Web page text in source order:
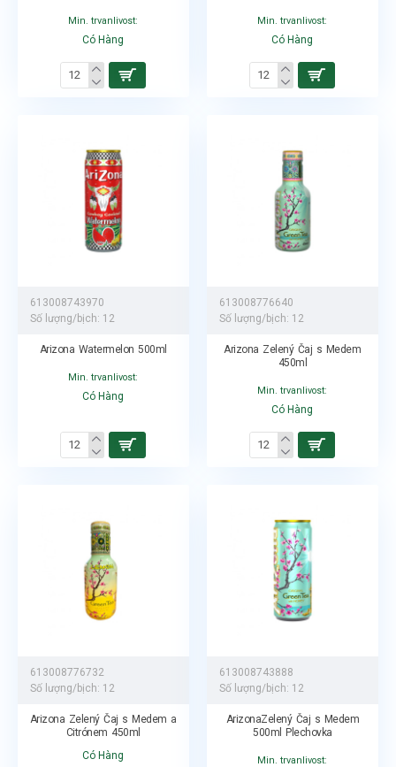
Min. trvanlivost:
Có Hàng
Min. trvanlivost:
Có Hàng
613008743970
Số lượng/bịch: 12
Arizona Watermelon 500ml
Min. trvanlivost:
Có Hàng
613008776640
Số lượng/bịch: 12
Arizona Zelený Čaj s Medem
450ml
Min. trvanlivost:
Có Hàng
613008776732
Số lượng/bịch: 12
Arizona Zelený Čaj s Medem a
Citrónem 450ml
Có Hàng
613008743888
Số lượng/bịch: 12
ArizonaZelený Čaj s Medem
500ml Plechovka
Min. trvanlivost: